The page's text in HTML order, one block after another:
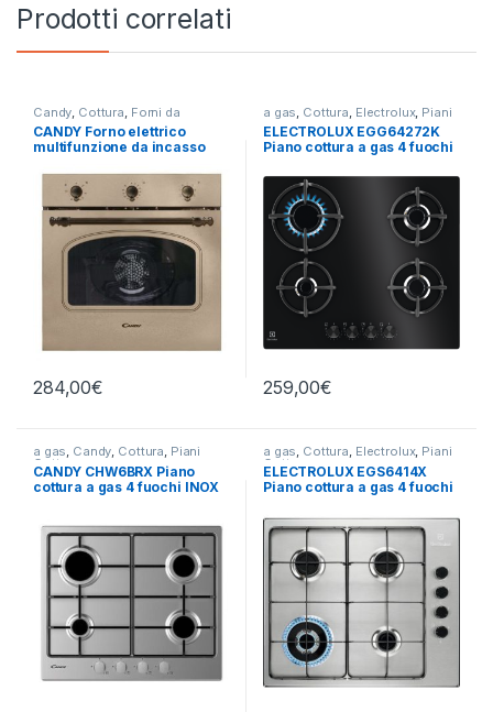
Prodotti correlati
Candy Cottura Forni da
Incasso
CANDY Forno elettrico
multifunzione da incasso
284,00€
a gas Cottura Electrolux, Piani
Cottura
ELECTROLUX EGG64272K
Piano cottura a gas 4 fuochi
259,00€
a gas, Candy, Cottura, Piani
Cottura
CANDY CHW6BRX Piano
cottura a gas 4 fuochi INOX
a gas, Cottura, Electrolux, Piani
Cottura
ELECTROLUX EGS6414X
Piano cottura a gas 4 fuochi